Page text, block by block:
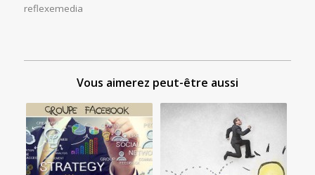
reflexemedia
Vous aimerez peut-être aussi